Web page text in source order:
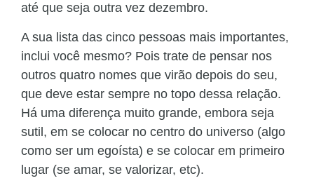
até que seja outra vez dezembro.
A sua lista das cinco pessoas mais importantes,
inclui você mesmo? Pois trate de pensar nos
outros quatro nomes que virão depois do seu,
que deve estar sempre no topo dessa relação.
Há uma diferença muito grande, embora seja
sutil, em se colocar no centro do universo (algo
como ser um egoísta) e se colocar em primeiro
lugar (se amar, se valorizar, etc).